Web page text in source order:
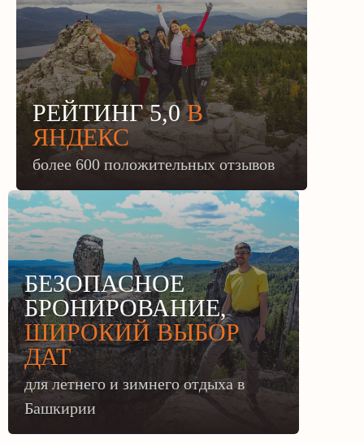
РЕЙТИНГ 5,0В
ЯНДЕКС
более 600 положительных отзывов
БЕЗОПАСНОЕ
БРОНИРОВАНИЕ,
ШИРОКИЙ ВЫБОР
ДАТ
для летнего и зимнего отдыха в
Башкирии